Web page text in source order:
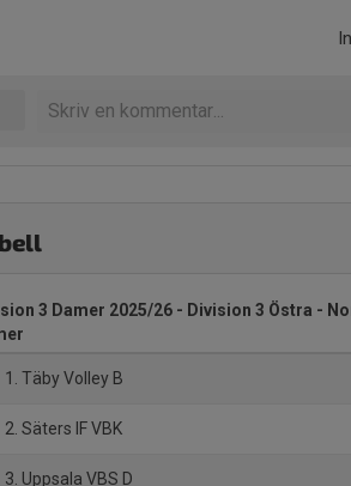
3 Damer 2025/26 - Division 3 Östra -
1. Täby Volley B
2. Säters IF VBK
3. Uppsala VBS D